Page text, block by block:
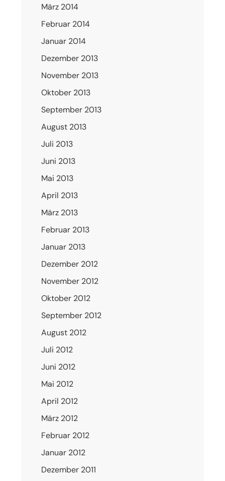
März 2014
Februar 2014
Januar 2014
Dezember 2013
November 2013
Oktober 2013
September 2013
August 2013
Juli 2013
Juni 2013
Mai 2013
April 2013
März 2013
Februar 2013
Januar 2013
Dezember 2012
November 2012
Oktober 2012
September 2012
August 2012
Juli 2012
Juni 2012
Mai 2012
April 2012
März 2012
Februar 2012
Januar 2012
Dezember 2011